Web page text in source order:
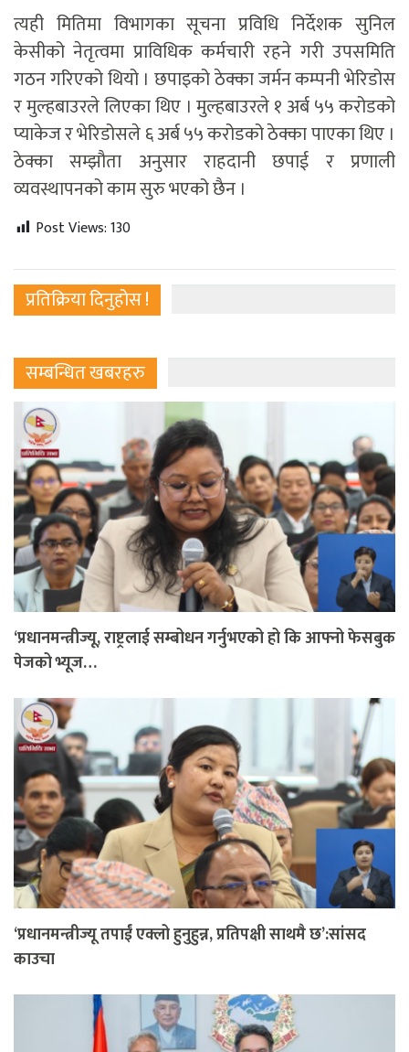
त्यही मितिमा विभागका सूचना प्रविधि निर्देशक सुनिल
केसीको नेतृत्वमा प्राविधिक कर्मचारी रहने गरी उपसमिति
गठन गरिएको थियो । छपाइको ठेक्का जर्मन कम्पनी भेरिडोस
र मुल्हबाउरले लिएका थिए । मुल्हबाउरले १ अर्ब ५५ करोडको
प्याकेज र भेरिडोसले ६ अर्ब ५५ करोडको ठेक्का पाएका थिए ।
ठेक्का सम्झौता अनुसार राहदानी छपाई र प्रणाली
व्यवस्थापनको काम सुरु भएको छैन ।
Post Views:130
प्रतिक्रिया दिनुहोस !
सम्बन्धित खबरहरु
‘प्रधानमन्त्रीज्यू, राष्ट्रलाई सम्बोधन गर्नुभएको हो कि आफ्नो फेसबुक
पेजको भ्यूज…
‘प्रधानमन्त्रीज्यू तपाईं एक्लो हुनुहुन्न, प्रतिपक्षी साथमै छ’:सांसद
काउचा